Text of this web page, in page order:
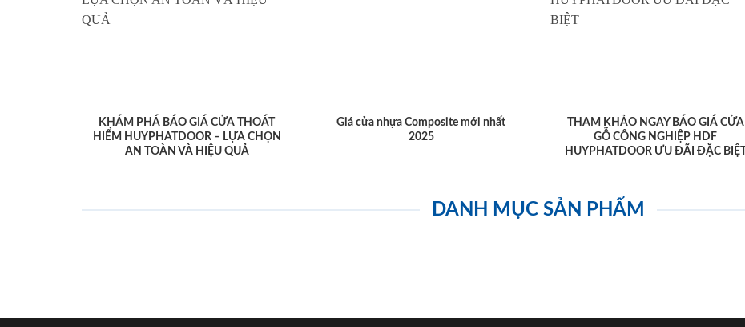
KHÁM PHÁ BÁO GIÁ CỬA THOÁT
HIỂM HUYPHATDOOR – LỰA CHỌN
AN TOÀN VÀ HIỆU QUẢ
Giá cửa nhựa Composite mới nhất
2025
THAM KHẢO NGAY BÁO GIÁ CỬA
GỖ CÔNG NGHIỆP HDF
HUYPHATDOOR ƯU ĐÃI ĐẶC BIỆT
DANH MỤC SẢN PHẨM